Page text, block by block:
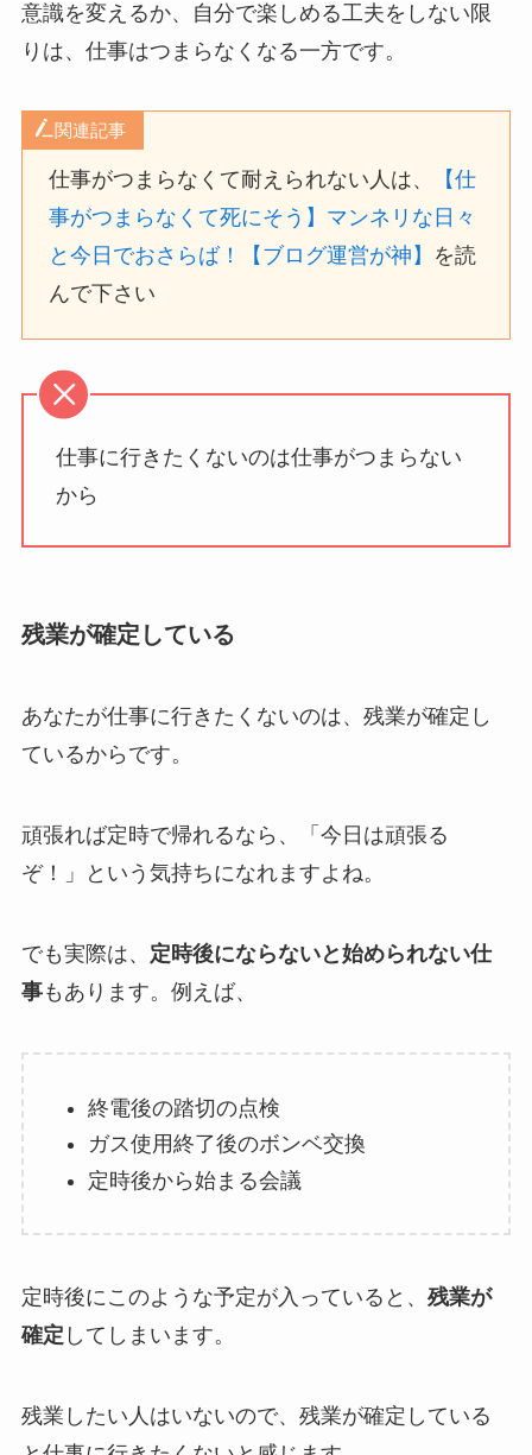
意識を変えるか、自分で楽しめる工夫をしない限
りは、仕事はつまらなくなる一方です。
関連記事
仕事がつまらなくて耐えられない人は、
【仕
事がつまらなくて死にそう】マンネリな日々
と今日でおさらば！【ブログ運営が神】 を読
んで下さい
仕事に行きたくないのは仕事がつまらない
から
残業が確定している
あなたが仕事に行きたくないのは、残業が確定し
ているからです。
頑張れば定時で帰れるなら、「今日は頑張る
ぞ！」という気持ちになれますよね。
でも実際は、 定時後にならないと始められない仕
事もあります。例えば、
終電後の踏切の点検
ガス使用終了後のボンベ交換
定時後から始まる会議
定時後にこのような予定が入っていると、 残業が
確定 してしまいます。
残業したい人はいないので、残業が確定している